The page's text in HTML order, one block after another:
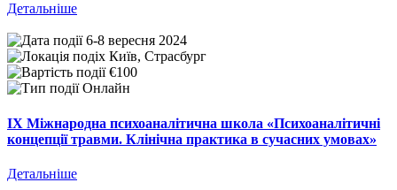
Детальніше
6-8 вересня 2024
Київ, Страсбург
€100
Онлайн
IX Міжнародна психоаналітична школа «Психоаналітичні
концепції травми. Клінічна практика в сучасних умовах»
Детальніше